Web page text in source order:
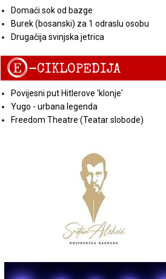
Domaći sok od bazge
Burek (bosanski) za 1 odraslu osobu
Drugačija svinjska jetrica
E-CIKLOPEDIJA
Povijesni put Hitlerove 'klonje'
Yugo - urbana legenda
Freedom Theatre (Teatar slobode)